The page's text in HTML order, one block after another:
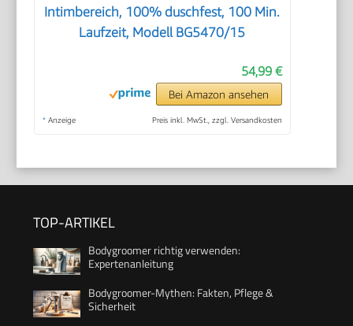
Intimbereich, 100% duschfest, 100 Min.
Laufzeit, Modell BG5470/15
54,99 €
Bei Amazon ansehen
* Anzeige Preis inkl. MwSt., zzgl. Versandkosten
TOP-ARTIKEL
Bodygroomer richtig verwenden:
Expertenanleitung
Bodygroomer-Mythen: Fakten, Pflege &
Sicherheit